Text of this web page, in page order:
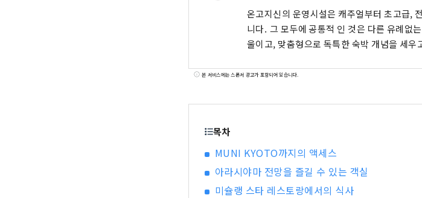
온고지신의 운영시설은 캐주얼부터 초고급,
니다. 그 모두에 공통적 인 것은 다른 유례없
울이고, 맞춤형으로 독특한 숙박 개념을 세우
본 서비스에는 스폰서 광고가 포함되어 있습니다.
목차
MUNI KYOTO까지의 액세스
아라시야마 전망을 즐길 수 있는 객실
미슐랭 스타 레스토랑에서의 식사